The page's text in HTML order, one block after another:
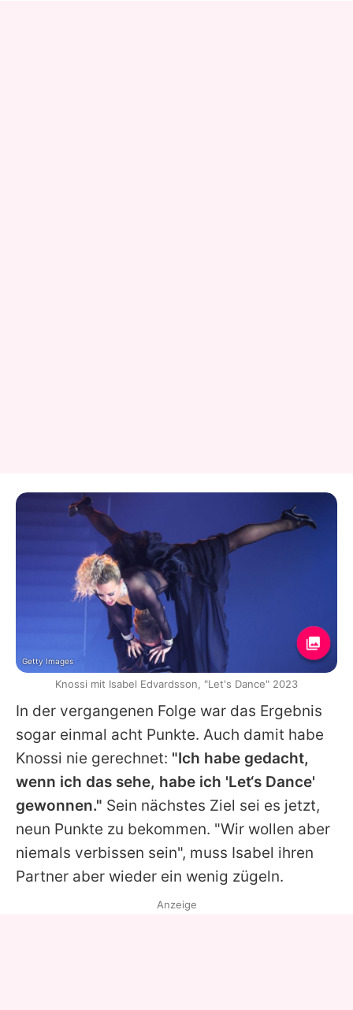
In der vergangenen Folge war das Ergebnis
sogar einmal acht Punkte. Auch damit habe
Knossi nie gerechnet: "Ich habe gedacht,
wenn ich das sehe, habe ich 'Let‘s Dance'
gewonnen." Sein nächstes Ziel sei es jetzt,
neun Punkte zu bekommen. "Wir wollen aber
niemals verbissen sein", muss Isabel ihren
Partner aber wieder ein wenig zügeln.
Getty Images
Knossi mit Isabel Edvardsson, "Let's Dance" 2023
Anzeige